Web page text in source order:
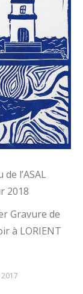
l’ASAL
2018
Gravure de
à LORIENT